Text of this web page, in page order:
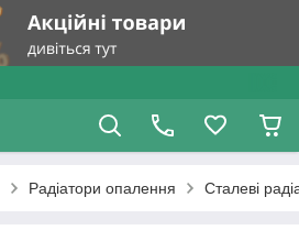
Радіатори опалення Сталеві